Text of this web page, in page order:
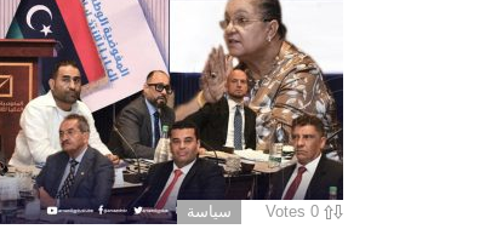
0
Votes سياسة